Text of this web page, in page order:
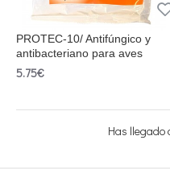
PROTEC-10/ Antifúngico y
antibacteriano para aves
5.75€
Has llegado